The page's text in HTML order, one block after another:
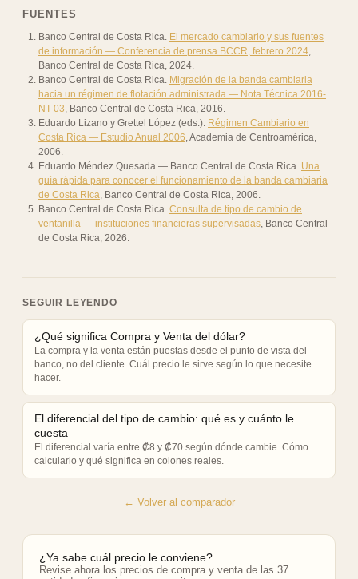
FUENTES
Banco Central de Costa Rica. El mercado cambiario y sus fuentes
de información — Conferencia de prensa BCCR, febrero 2024,
Banco Central de Costa Rica, 2024.
Banco Central de Costa Rica. Migración de la banda cambiaria
hacia un régimen de flotación administrada — Nota Técnica 2016-
NT-03, Banco Central de Costa Rica, 2016.
Eduardo Lizano y Grettel López (eds.). Régimen Cambiario en
Costa Rica — Estudio Anual 2006,Academia de Centroamérica,
2006.
Eduardo Méndez Quesada — Banco Central de Costa Rica. Una
guía rápida para conocer el funcionamiento de la banda cambiaria
de Costa Rica, Banco Central de Costa Rica, 2006.
Banco Central de Costa Rica. Consulta de tipo de cambio de
ventanilla — instituciones financieras supervisadas, Banco Central
de Costa Rica, 2026.
SEGUIR LEYENDO
¿Qué significa Compra y Venta del dólar?
La compra y la venta están puestas desde el punto de vista del
banco, no del cliente. Cuál precio le sirve según lo que necesite
hacer.
El diferencial del tipo de cambio: qué es y cuánto le
cuesta
El diferencial varía entre ₡8 y ₡70 según dónde cambie. Cómo
calcularlo y qué significa en colones reales.
← Volver al comparador
¿Ya sabe cuál precio le conviene?
Revise ahora los precios de compra y venta de las 37